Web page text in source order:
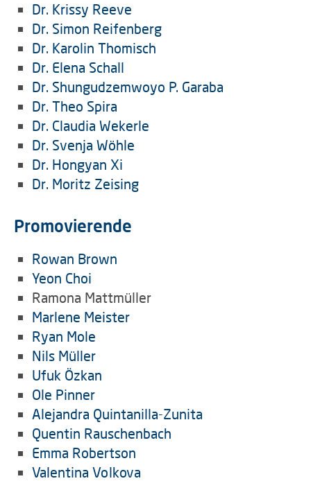
Dr. Krissy Reeve
Dr. Simon Reifenberg
Dr. Karolin Thomisch
Dr. Elena Schall
Dr. Shungudzemwoyo P. Garaba
Dr. Theo Spira
Dr. Claudia Wekerle
Dr. Svenja Wöhle
Dr. Hongyan Xi
Dr. Moritz Zeising
Promovierende
Rowan Brown
Yeon Choi
Ramona Mattmüller
Marlene Meister
Ryan Mole
Nils Müller
Ufuk Özkan
Ole Pinner
Alejandra Quintanilla-Zunita
Quentin Rauschenbach
Emma Robertson
Valentina Volkova